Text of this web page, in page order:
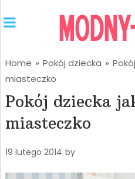
Home » Pokój dziecka »
miasteczko
Pokój dziecka
miasteczko
19 lutego 2014 by